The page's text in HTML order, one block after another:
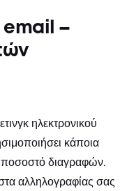
email –
ηλεκτρονικού
κάποια
ποσοστό διαγραφών.
αλληλογραφίας σας